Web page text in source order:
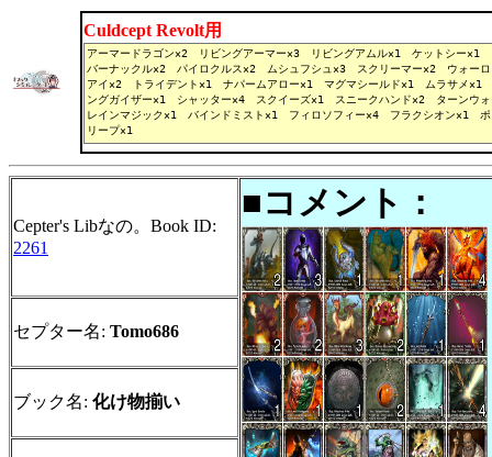
Culdcept Revolt用
Cepter's Libなの。Book ID:
2261
■コメント：
セプター名: Tomo686
ブック名: 化け物揃い